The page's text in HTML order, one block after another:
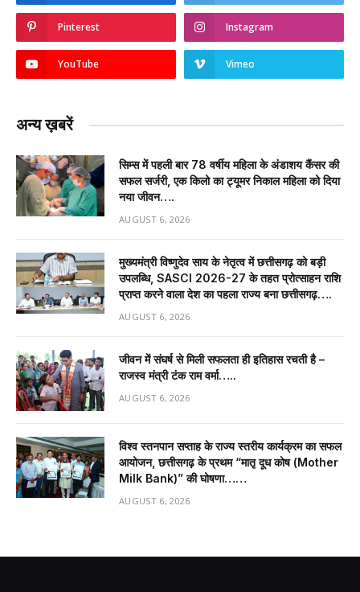
Pinterest Instagram
YouTube Vimeo
अन्य ख़बरें
सिम्स में पहली बार 78 वर्षीय महिला के अंडाशय कैंसर की
सफल सर्जरी, एक किलो का ट्यूमर निकाल महिला को दिया
नया जीवन….
AUGUST 6, 2026
मुख्यमंत्री विष्णुदेव साय के नेतृत्व में छत्तीसगढ़ को बड़ी
उपलब्धि, SASCI 2026-27 के तहत प्रोत्साहन राशि
प्राप्त करने वाला देश का पहला राज्य बना छत्तीसगढ़….
AUGUST 6, 2026
जीवन में संघर्ष से मिली सफलता ही इतिहास रचती है –
राजस्व मंत्री टंक राम वर्मा…..
AUGUST 6, 2026
विश्व स्तनपान सप्ताह के राज्य स्तरीय कार्यक्रम का सफल
आयोजन, छत्तीसगढ़ के प्रथम “मातृ दूध कोष (Mother
Milk Bank)” की घोषणा……
AUGUST 6, 2026